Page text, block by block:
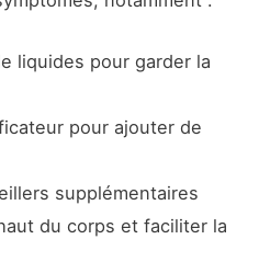
liquides pour garder la
pour ajouter de
supplémentaires
du corps et faciliter la